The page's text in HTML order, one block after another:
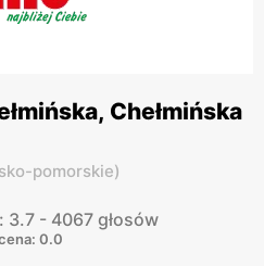
Chełmińska
pomorskie)
3.7 - 4067 głosów
0.0